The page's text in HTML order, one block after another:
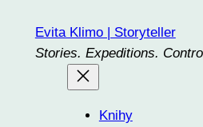
obsah
Evita Klimo | Storyteller
Stories. Expeditions.
Knihy